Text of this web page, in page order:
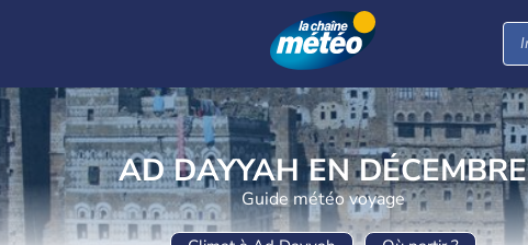
AD DAYYAH EN DÉCEMBRE
Guide météo voyage